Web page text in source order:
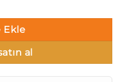
Ekle
al